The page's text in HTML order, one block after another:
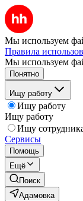
Мы используем
Правила
Мы используем
Понятно
Ищу работу
Ищу работу
Ищу работу
Ищу
Сервисы
Помощь
Ещё
Поиск
Адамовка